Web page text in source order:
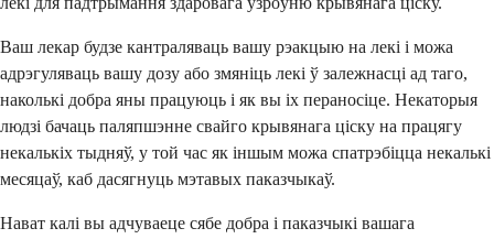
Ваш лекар будзе кантраляваць вашу рэакцыю на лекі і можа
адрэгуляваць вашу дозу або змяніць лекі ў залежнасці ад таго,
наколькі добра яны працуюць і як вы іх пераносіце. Некаторыя
людзі бачаць паляпшэнне свайго крывянага ціску на працягу
некалькіх тыдняў, у той час як іншым можа спатрэбіцца некалькі
месяцаў, каб дасягнуць мэтавых паказчыкаў.
Нават калі вы адчуваеце сябе добра і паказчыкі вашага